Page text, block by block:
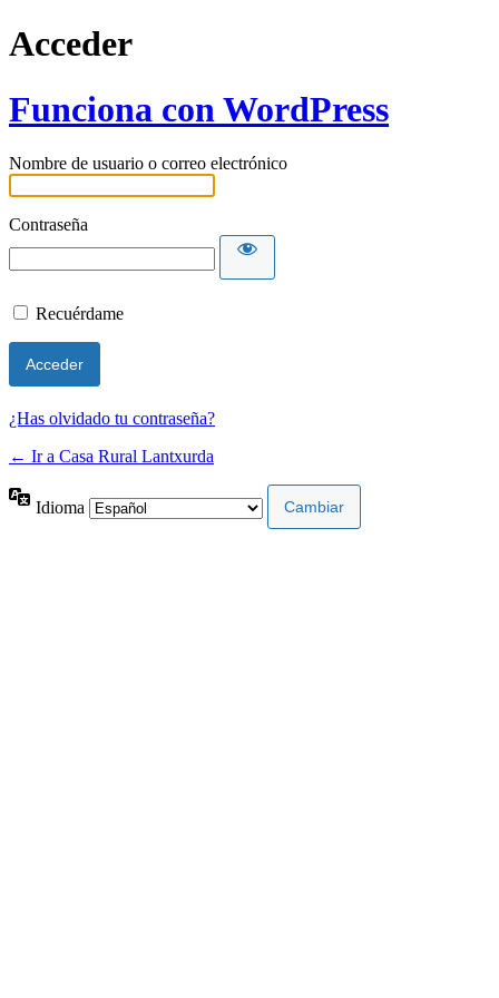
Acceder
Funciona con WordPress
Nombre de usuario o correo electrónico
Contraseña
Recuérdame
¿Has olvidado tu contraseña?
← Ir a Casa Rural Lantxurda
Idioma